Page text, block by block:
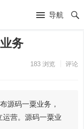
导航
务
183浏览 评论
源码一粟业务，
运营。源码一粟业